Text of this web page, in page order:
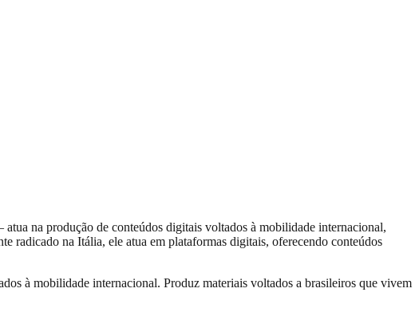
na produção de conteúdos digitais voltados à mobilidade internacional,
radicado na Itália, ele atua em plataformas digitais, oferecendo conteúdos
à mobilidade internacional. Produz materiais voltados a brasileiros que vivem